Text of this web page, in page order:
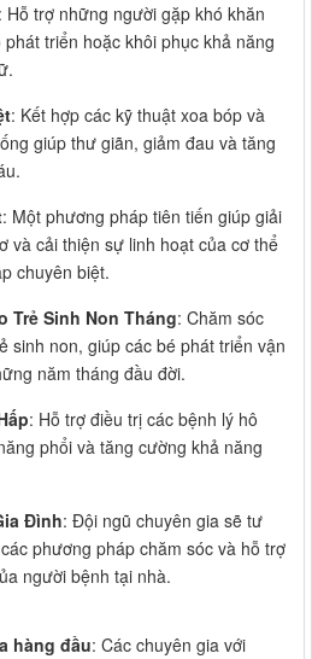
: Hỗ trợ những người gặp khó khăn
triển hoặc khôi phục khả năng
: Kết hợp các kỹ thuật xoa bóp và
giúp thư giãn, giảm đau và tăng
: Một phương pháp tiên tiến giúp giải
và cải thiện sự linh hoạt của cơ thể
chuyên biệt.
Trẻ Sinh Non Tháng: Chăm sóc
sinh non, giúp các bé phát triển vận
năm tháng đầu đời.
: Hỗ trợ điều trị các bệnh lý hô
phổi và tăng cường khả năng
Đình: Đội ngũ chuyên gia sẽ tư
phương pháp chăm sóc và hỗ trợ
người bệnh tại nhà.
hàng đầu: Các chuyên gia với